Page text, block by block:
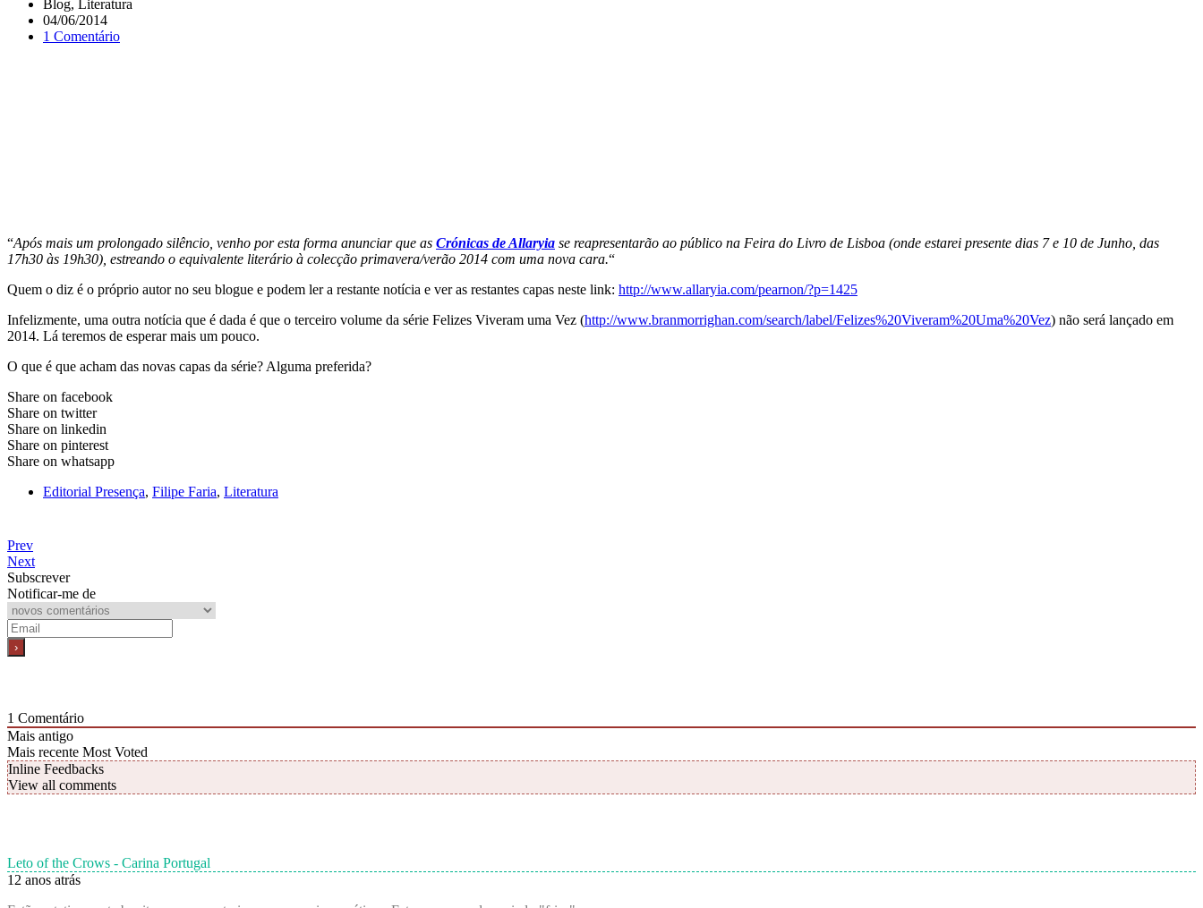
Blog, Literatura
04/06/2014
1 Comentário
“Após mais um prolongado silêncio, venho por esta forma anunciar que as Crónicas de Allaryia se reapresentarão ao público na Feira do Livro de Lisboa (onde estarei presente dias 7 e 10 de Junho, das
17h30 às 19h30), estreando o equivalente literário à colecção primavera/verão 2014 com uma nova cara.“
Quem o diz é o próprio autor no seu blogue e podem ler a restante notícia e ver as restantes capas neste link: http://www.allaryia.com/pearnon/?p=1425
Infelizmente, uma outra notícia que é dada é que o terceiro volume da série Felizes Viveram uma Vez (http://www.branmorrighan.com/search/label/Felizes%20Viveram%20Uma%20Vez) não será lançado em
2014. Lá teremos de esperar mais um pouco.
O que é que acham das novas capas da série? Alguma preferida?
Share on facebook
Share on twitter
Share on linkedin
Share on pinterest
Share on whatsapp
Editorial Presença, Filipe Faria, Literatura
Prev
Next
Subscrever
Notificar-me de
1 Comentário
Mais antigo
Mais recente Most Voted
Inline Feedbacks
View all comments
Leto of the Crows - Carina Portugal
12 anos atrás